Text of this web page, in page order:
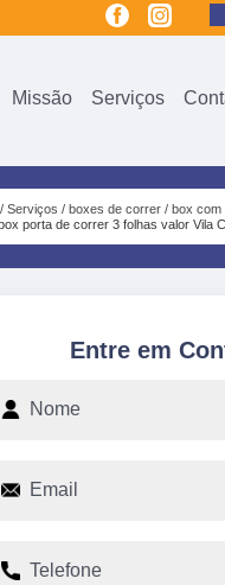
Missão Serviços
Serviços boxes de correr
box
porta de correr 3 folhas valor Vila
Entre em